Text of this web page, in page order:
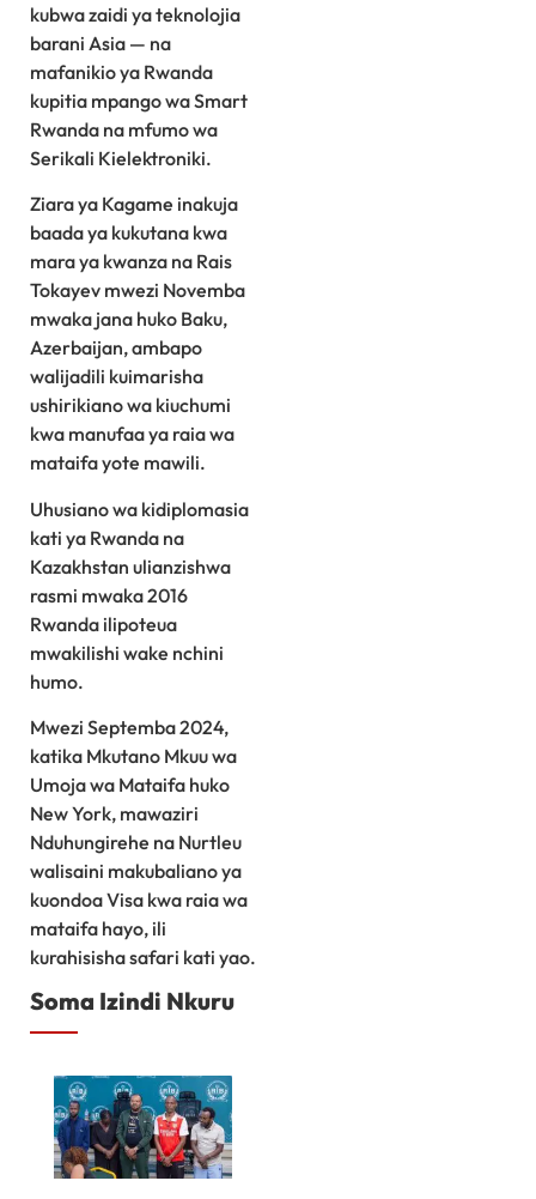
kubwa zaidi ya teknolojia
barani Asia — na
mafanikio ya Rwanda
kupitia mpango wa Smart
Rwanda na mfumo wa
Serikali Kielektroniki.
Ziara ya Kagame inakuja
baada ya kukutana kwa
mara ya kwanza na Rais
Tokayev mwezi Novemba
mwaka jana huko Baku,
Azerbaijan, ambapo
walijadili kuimarisha
ushirikiano wa kiuchumi
kwa manufaa ya raia wa
mataifa yote mawili.
Uhusiano wa kidiplomasia
kati ya Rwanda na
Kazakhstan ulianzishwa
rasmi mwaka 2016
Rwanda ilipoteua
mwakilishi wake nchini
humo.
Mwezi Septemba 2024,
katika Mkutano Mkuu wa
Umoja wa Mataifa huko
New York, mawaziri
Nduhungirehe na Nurtleu
walisaini makubaliano ya
kuondoa Visa kwa raia wa
mataifa hayo, ili
kurahisisha safari kati yao.
Soma Izindi Nkuru